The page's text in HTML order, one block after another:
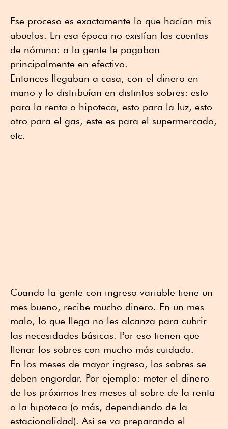
Ese proceso es exactamente lo que hacían mis
abuelos. En esa época no existían las cuentas
de nómina: a la gente le pagaban
principalmente en efectivo.
Entonces llegaban a casa, con el dinero en
mano y lo distribuían en distintos sobres: esto
para la renta o hipoteca, esto para la luz, esto
otro para el gas, este es para el supermercado,
etc.
Cuando la gente con ingreso variable tiene un
mes bueno, recibe mucho dinero. En un mes
malo, lo que llega no les alcanza para cubrir
las necesidades básicas. Por eso tienen que
llenar los sobres con mucho más cuidado.
En los meses de mayor ingreso, los sobres se
deben engordar. Por ejemplo: meter el dinero
de los próximos tres meses al sobre de la renta
o la hipoteca (o más, dependiendo de la
estacionalidad). Así se va preparando el